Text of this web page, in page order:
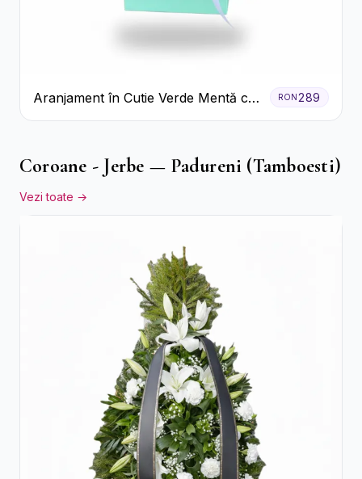
Aranjament în Cutie Verde Mentă cu
Trandafiri și Alstroemeria
RON 289
Coroane - Jerbe — Padureni (Tamboesti)
Vezi toate →